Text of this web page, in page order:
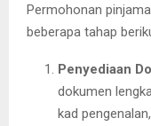
Permohonan
beberapa tahap
Penyediaan
dokumen
kad